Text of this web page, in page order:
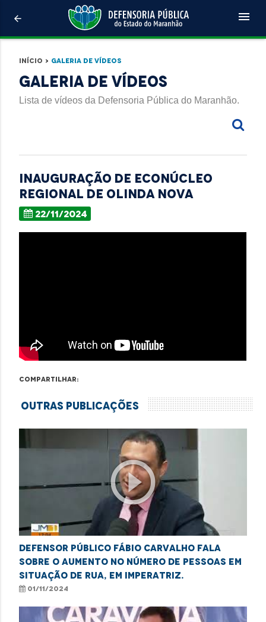
arrow_back menu
Início > Galeria de Vídeos
Galeria de Vídeos
Lista de vídeos da Defensoria Pública do Maranhão.
Inauguração de Econúcleo
Regional de Olinda Nova
22/11/2024
Compartilhar:
Outras Publicações
play_circle_outline
Defensor público Fábio Carvalho fala
sobre o aumento no número de pessoas em
situação de rua, em Imperatriz.
01/11/2024